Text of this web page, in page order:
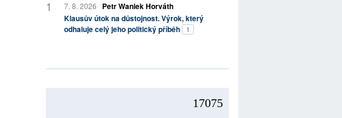
7. 8. 2026
Petr Waniek Horváth
Klausův útok na důstojnost. Výrok, který
odhaluje celý jeho politický příběh
1
17075